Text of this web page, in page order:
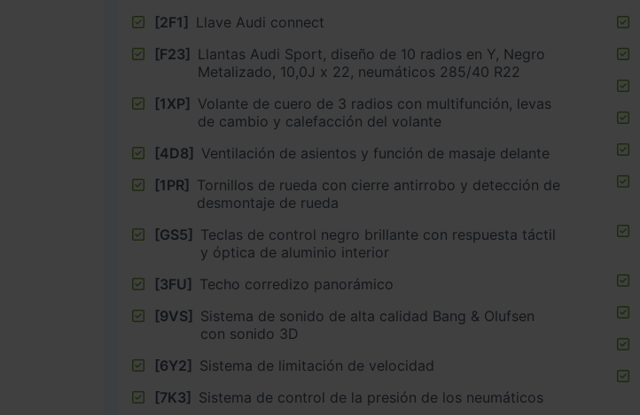
[2F1] Llave Audi connect
[F23] Llantas Audi Sport, diseño de 10 radios en Y, Negro
Metalizado, 10,0J x 22, neumáticos 285/40 R22
[1XP] Volante de cuero de 3 radios con multifunción, levas
de cambio y calefacción del volante
[4D8] Ventilación de asientos y función de masaje delante
[1PR] Tornillos de rueda con cierre antirrobo y detección de
desmontaje de rueda
[GS5] Teclas de control negro brillante con respuesta táctil
y óptica de aluminio interior
[3FU] Techo corredizo panorámico
[9VS] Sistema de sonido de alta calidad Bang & Olufsen
con sonido 3D
[6Y2] Sistema de limitación de velocidad
[7K3] Sistema de control de la presión de los neumáticos